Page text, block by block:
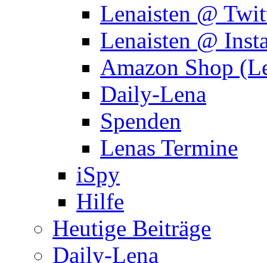
Lenaisten @
Lenaisten @
Amazon Shop
Daily-Lena
Spenden
Lenas Termine
iSpy
Hilfe
Heutige Beiträge
Daily-Lena